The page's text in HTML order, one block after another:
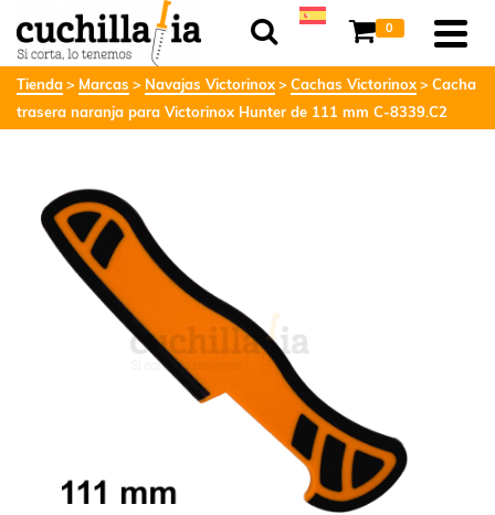
0
Tienda Marcas Navajas Victorinox Cachas Victorinox
Cacha
trasera naranja para Victorinox Hunter de 111 mm C-8339.C2